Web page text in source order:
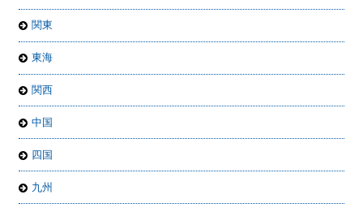
関東
東海
関西
中国
四国
九州